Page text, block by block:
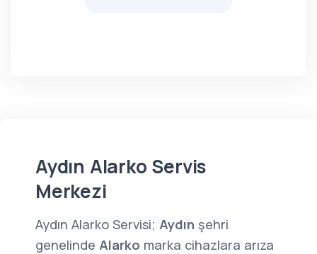
Aydın Alarko Servis
Merkezi
Aydın Alarko Servisi; Aydın şehri
genelinde Alarko marka cihazlara arıza